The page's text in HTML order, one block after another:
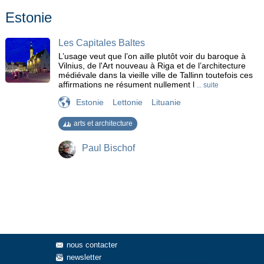
Ecosse
Hébrides intérieures
Himba Histoire
Hobart
île Iles flottantes Inalpe Inca
Jaguar
Kangourou
L'épiphanie La reine Victoria
Las Vegas
Les chutes Victoria
loutre
Marché de bestiaux
Marionettes d'eau
Migration animale
Monastère de Rozhen
Otavalo Pagodes
Pays Baltes
Peroquets
Pygargue à queue blanche
Estonie
Les Capitales Baltes
L’usage veut que l’on aille plutôt voir du baroque à
Vilnius, de l'Art nouveau à Riga et de l’architecture
médiévale dans la vieille ville de Tallinn toutefois ces
affirmations ne résument nullement l ... suite
Estonie Lettonie Lituanie
arts et architecture
Paul Bischof
nous contacter
newsletter